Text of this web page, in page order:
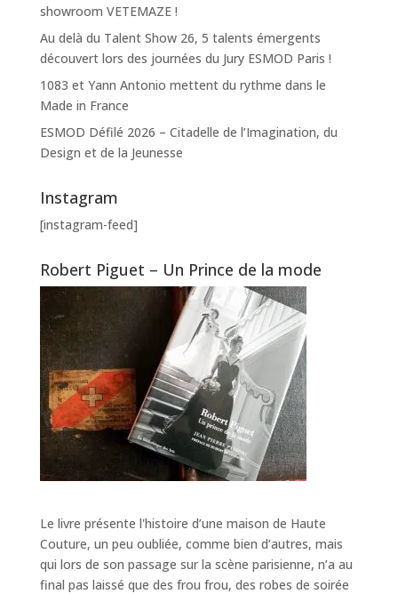
showroom VETEMAZE !
Au delà du Talent Show 26, 5 talents émergents
découvert lors des journées du Jury ESMOD Paris !
1083 et Yann Antonio mettent du rythme dans le
Made in France
ESMOD Défilé 2026 – Citadelle de l’Imagination, du
Design et de la Jeunesse
Instagram
[instagram-feed]
Robert Piguet – Un Prince de la mode
Le livre présente l'histoire d’une maison de Haute
Couture, un peu oubliée, comme bien d’autres, mais
qui lors de son passage sur la scène parisienne, n’a au
final pas laissé que des frou frou, des robes de soirée